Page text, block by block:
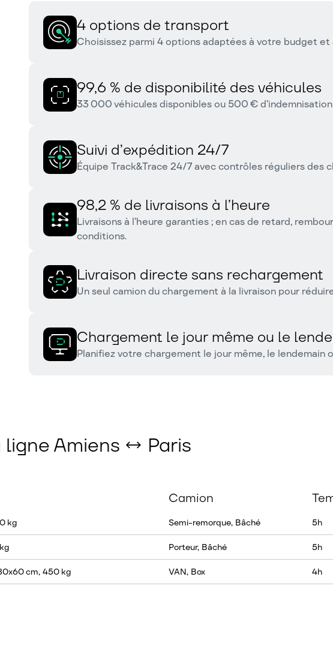
4 options de transport
Choisissez parmi 4 options adaptées à votre budget et
99,6 % de disponibilité des véhicules
33 000 véhicules disponibles ou 500 € d’indemnisation
Suivi d’expédition 24/7
Équipe Track&Trace 24/7 avec contrôles réguliers des
98,2 % de livraisons à l’heure
Livraisons à l’heure garanties ; en cas de retard,
conditions.
Livraison directe sans rechargement
Un seul camion du chargement à la livraison pour
Chargement le jour même ou le
Planifiez votre chargement le jour même, le lendemain
ligne Amiens ↔ Paris
Camion
kg Semi-remorque, Bâché 5h
Porteur, Bâché 5h
cm, 450 kg VAN, Box 4h